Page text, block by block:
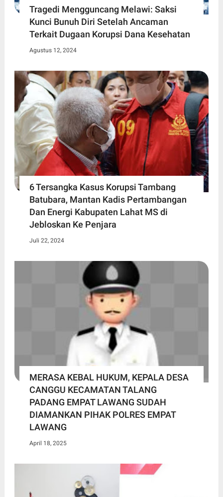
Tragedi Mengguncang Melawi: Saksi
Kunci Bunuh Diri Setelah Ancaman
Terkait Dugaan Korupsi Dana Kesehatan
Agustus 12, 2024
6 Tersangka Kasus Korupsi Tambang
Batubara, Mantan Kadis Pertambangan
Dan Energi Kabupaten Lahat MS di
Jebloskan Ke Penjara
Juli 22, 2024
MERASA KEBAL HUKUM, KEPALA DESA
CANGGU KECAMATAN TALANG
PADANG EMPAT LAWANG SUDAH
DIAMANKAN PIHAK POLRES EMPAT
LAWANG
April 18, 2025